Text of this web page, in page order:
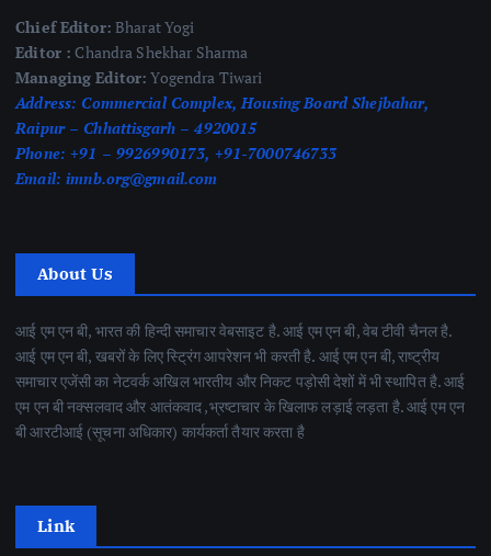
Chief Editor: Bharat Yogi
Editor : Chandra Shekhar Sharma
Managing Editor: Yogendra Tiwari
Address: Commercial Complex, Housing Board Shejbahar,
Raipur – Chhattisgarh – 4920015
Phone: +91 – 9926990173, +91-7000746733
Email: imnb.org@gmail.com
About Us
आई एम एन बी, भारत की हिन्दी समाचार वेबसाइट है. आई एम एन बी, वेब टीवी चैनल है.
आई एम एन बी, खबरों के लिए स्ट्रिंग आपरेशन भी करती है. आई एम एन बी, राष्ट्रीय
समाचार एजेंसी का नेटवर्क अखिल भारतीय और निकट पड़ोसी देशों में भी स्थापित है. आई
एम एन बी नक्सलवाद और आतंकवाद ,भ्रष्टाचार के खिलाफ लड़ाई लड़ता है. आई एम एन
बी आरटीआई (सूचना अधिकार) कार्यकर्ता तैयार करता है
Link